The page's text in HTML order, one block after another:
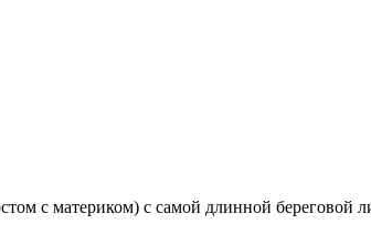
с материком) с самой длинной береговой